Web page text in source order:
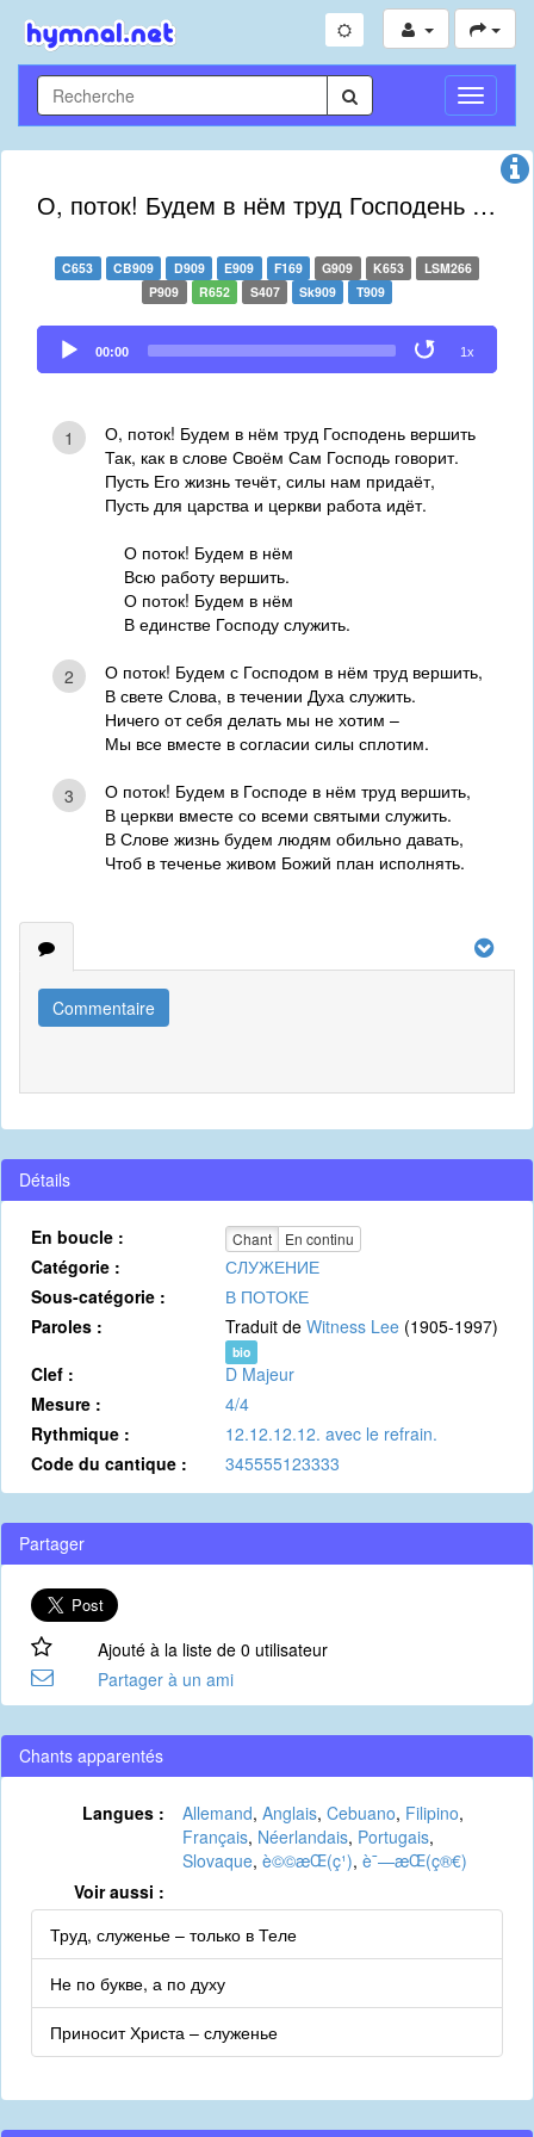
Toggle
О, поток! Будем в нём труд Господень вершить
C653 CB909 D909 E909 F169 G909 K653
LSM266
P909
R652 S407 Sk909 T909
Audio
Player
00:00 1x
1
О, поток! Будем в нём труд Господень вершить
Так, как в слове Своём Сам Господь говорит.
Пусть Его жизнь течёт, силы нам придаёт,
Пусть для царства и церкви работа идёт.
О поток! Будем в нём
Всю работу вершить.
О поток! Будем в нём
В единстве Господу служить.
2
О поток! Будем с Господом в нём труд вершить,
В свете Слова, в течении Духа служить.
Ничего от себя делать мы не хотим –
Мы все вместе в согласии силы сплотим.
3
О поток! Будем в Господе в нём труд вершить,
В церкви вместе со всеми святыми служить.
В Слове жизнь будем людям обильно давать,
Чтоб в теченье живом Божий план исполнять.
Commentaire
Détails
En boucle : Chant En continu
Catégorie :
СЛУЖЕНИЕ
Sous-catégorie :
В ПОТОКЕ
Paroles :
Traduit de Witness Lee (1905-1997)
bio
Clef :
D Majeur
Mesure :
4/4
Rythmique :
12.12.12.12. avec le refrain.
Code du cantique :
345555123333
Partager
Ajouté à la liste de 0 utilisateur
Partager à un ami
Chants apparentés
Langues : Allemand, Anglais, Cebuano, Filipino,
Français, Néerlandais, Portugais,
Slovaque, è©©æ­Œ(ç¹), è¯—æ­Œ(ç®€)
Voir aussi :
Труд, служенье – только в Теле
Не по букве, а по духу
Приносит Христа – служенье